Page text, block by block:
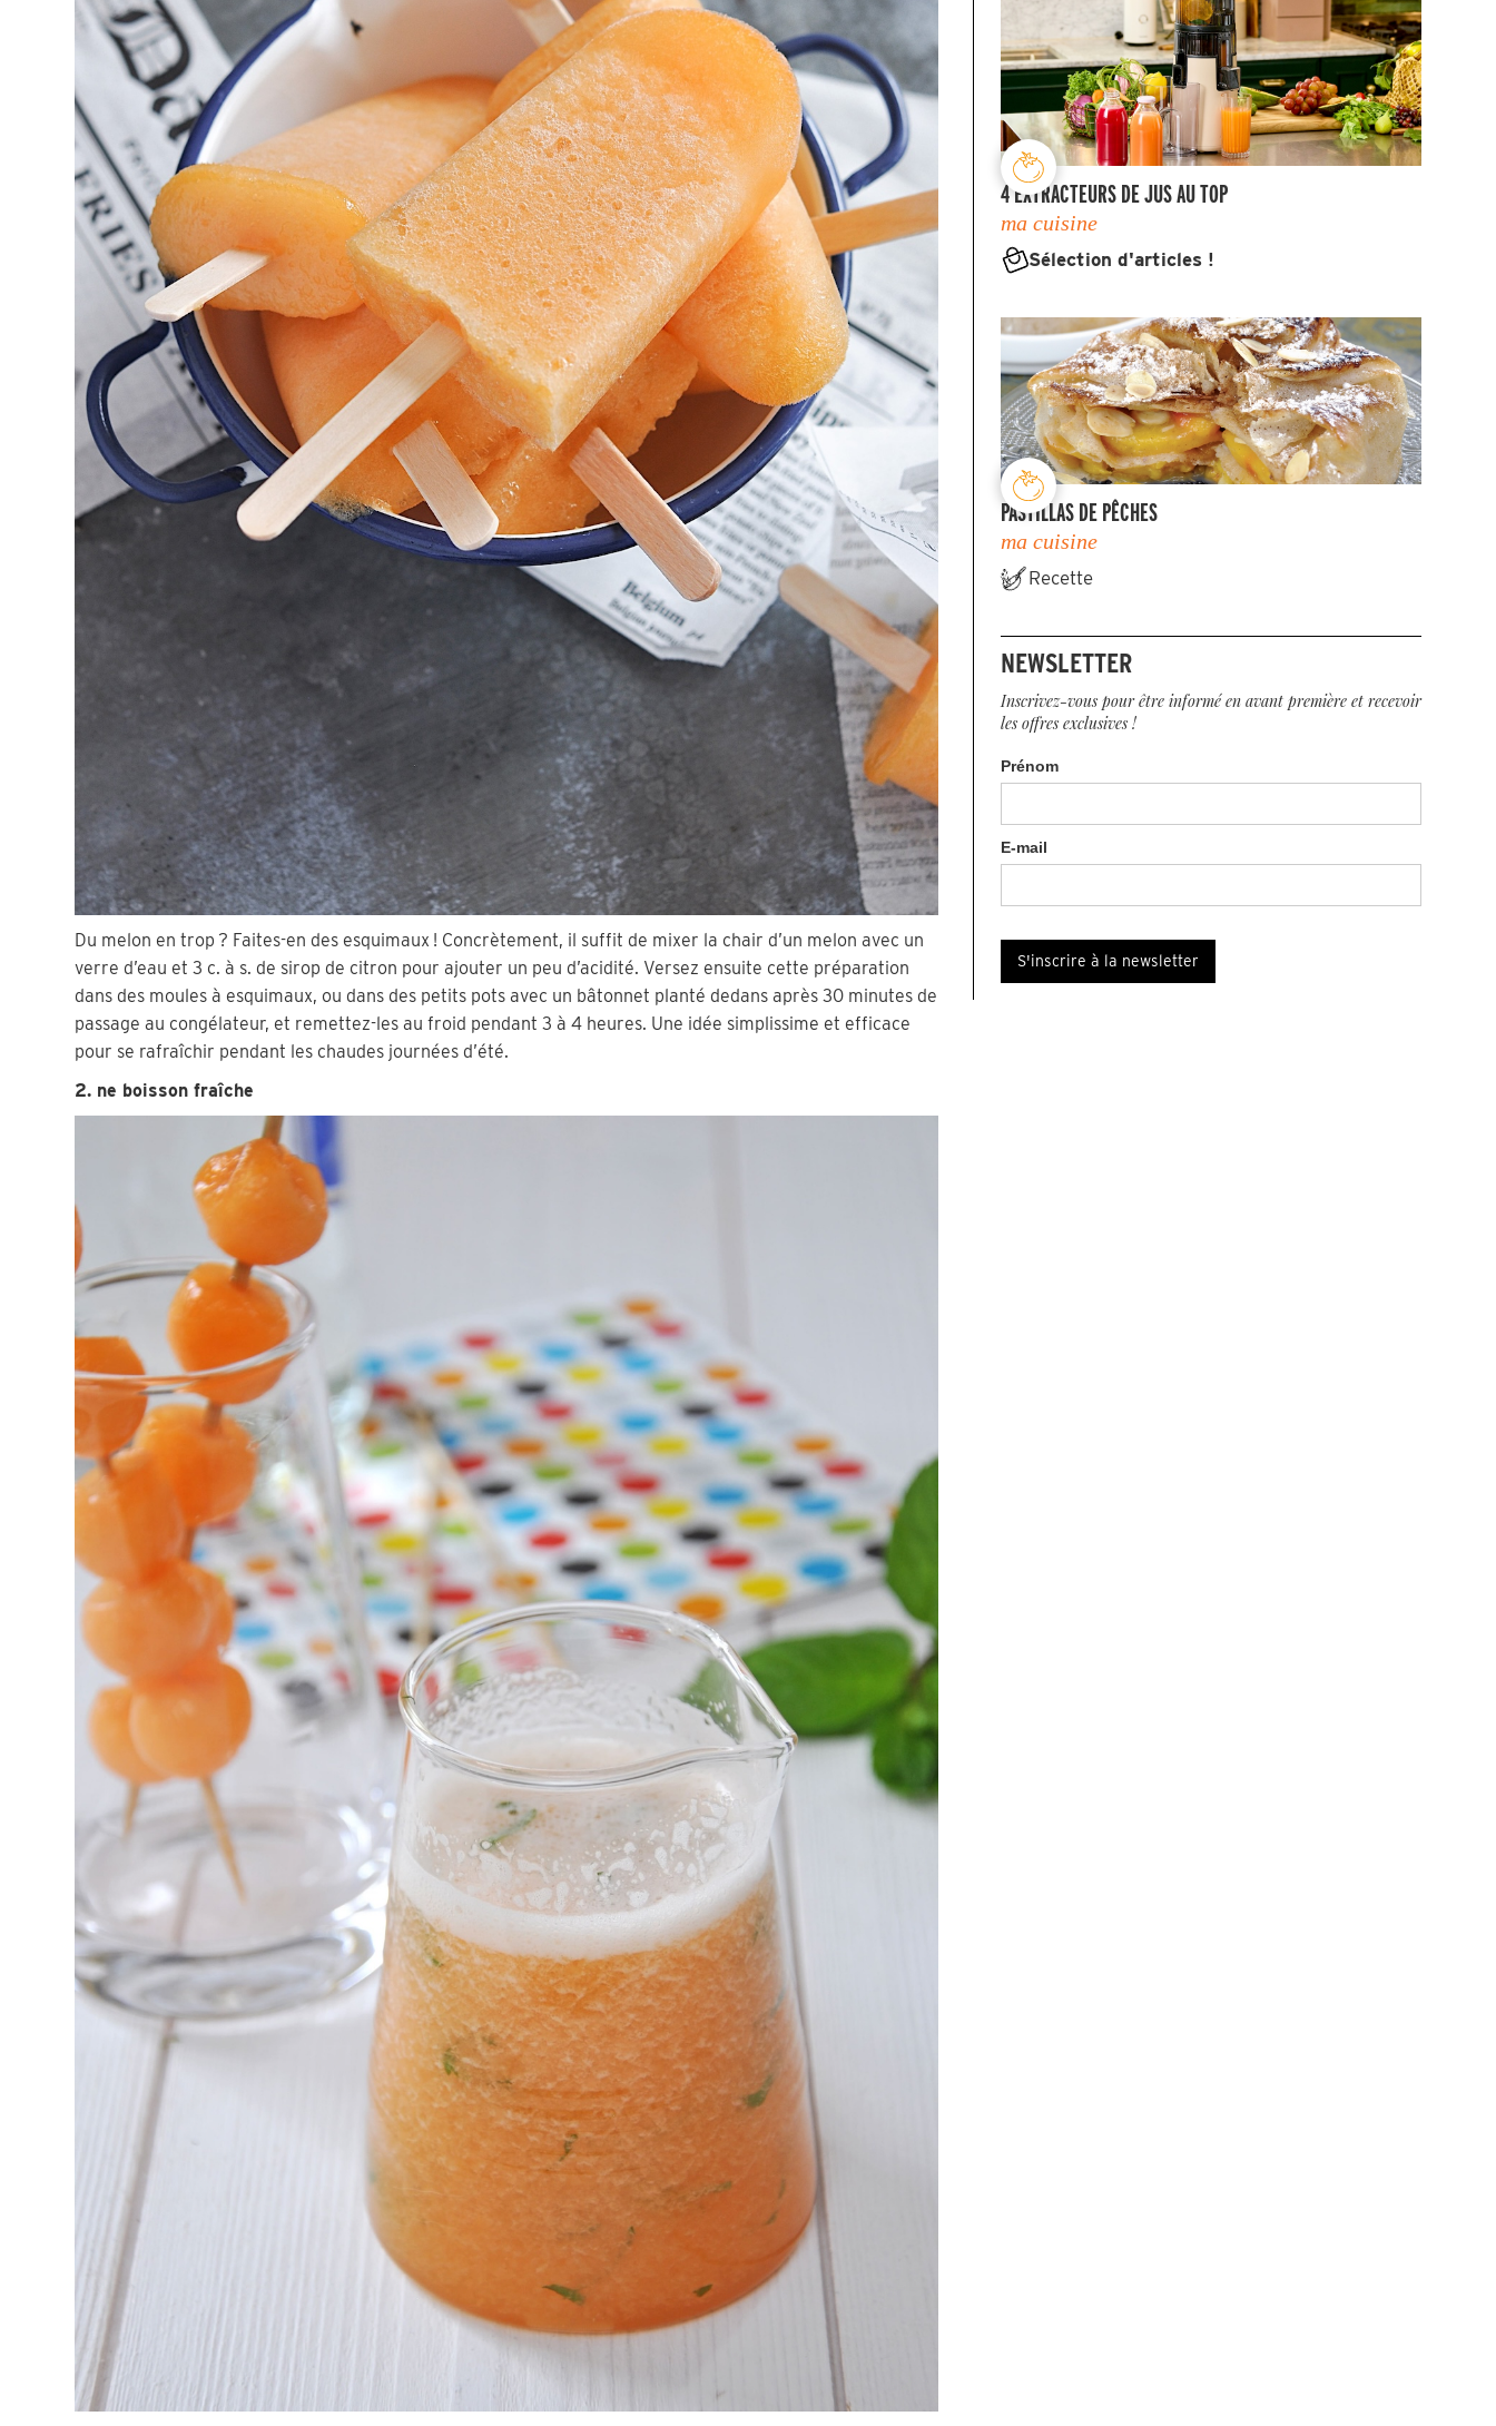
Du melon en trop ? Faites-en des esquimaux ! Concrètement, il suffit de mixer la chair d’un melon avec un
verre d’eau et 3 c. à s. de sirop de citron pour ajouter un peu d’acidité. Versez ensuite cette préparation
dans des moules à esquimaux, ou dans des petits pots avec un bâtonnet planté dedans après 30 minutes de
passage au congélateur, et remettez-les au froid pendant 3 à 4 heures. Une idée simplissime et efficace
pour se rafraîchir pendant les chaudes journées d’été.
2. ne boisson fraîche
4 EXTRACTEURS DE JUS AU TOP
ma cuisine
Sélection d'articles !
PASTILLAS DE PÊCHES
ma cuisine
Recette
NEWSLETTER
Inscrivez-vous pour être informé en avant première et recevoir
les offres exclusives !
Prénom
E-mail